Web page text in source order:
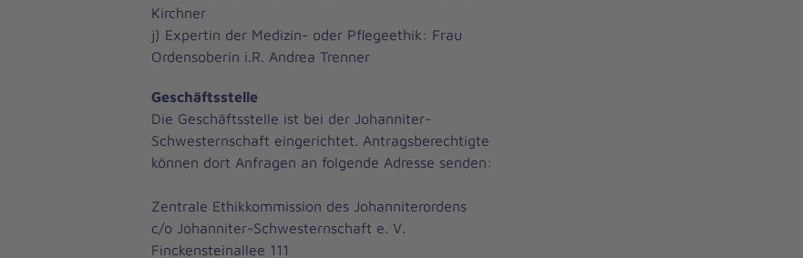
Kirchner
j) Expertin der Medizin- oder Pflegeethik: Frau
Ordensoberin i.R. Andrea Trenner
Geschäftsstelle
Die Geschäftsstelle ist bei der Johanniter-
Schwesternschaft eingerichtet. Antragsberechtigte
können dort Anfragen an folgende Adresse senden:
Zentrale Ethikkommission des Johanniterordens
c/o Johanniter-Schwesternschaft e. V.
Finckensteinallee 111